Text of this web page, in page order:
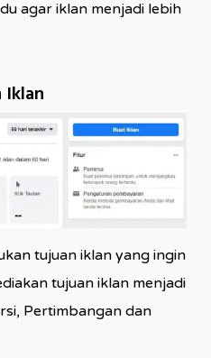
agar iklan menjadi lebih
Iklan
tujuan iklan yang ingin
tujuan iklan menjadi
Pertimbangan dan